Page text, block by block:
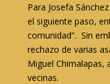
Para Josefa
el siguiente paso,
comunidad”. Sin
rechazo de varias
Miguel Chimalapas,
vecinas.